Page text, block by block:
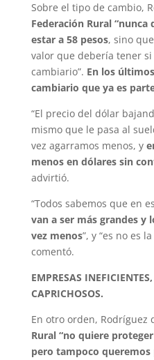
Sobre el tipo de cambio,
Federación Rural
estar a 58 pesos, sino
valor que debería tener
cambiario”. En los
cambiario que ya es
“El precio del dólar
mismo que le pasa al
vez agarramos menos, y
menos en dólares sin
advirtió.
“Todos sabemos que en
van a ser más grandes y
vez menos”, y “es no es
comentó.
EMPRESAS
CAPRICHOSOS.
En otro orden, Rodríguez
Rural “no quiere
pero tampoco